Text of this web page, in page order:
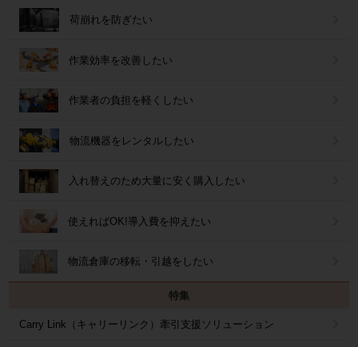
荷崩れを防ぎたい
作業効率を改善したい
作業者の負担を軽くしたい
物流機器をレンタルしたい
入れ替えのため大量に安く購入したい
使えればOK!導入費を抑えたい
物流倉庫の移転・引越をしたい
特集
Carry Link（キャリーリンク）牽引支援ソリューション